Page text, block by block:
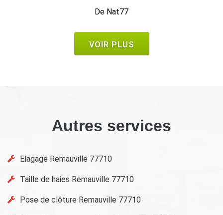
VOIR PLUS
Autres services
Elagage Remauville 77710
Taille de haies Remauville 77710
Pose de clôture Remauville 77710